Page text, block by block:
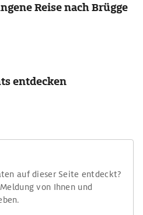
Reise nach Brügge
entdecken
auf dieser Seite entdeckt?
von Ihnen und